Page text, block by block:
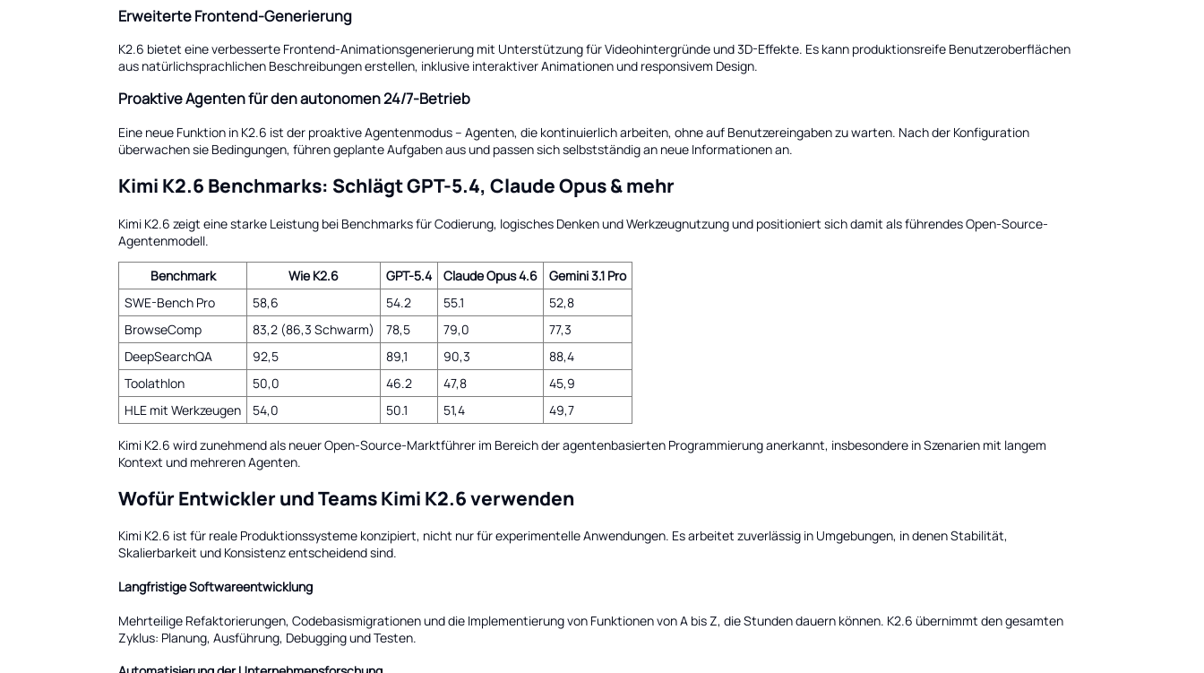
Erweiterte Frontend-Generierung
K2.6 bietet eine verbesserte Frontend-Animationsgenerierung mit Unterstützung für Videohintergründe und 3D-Effekte. Es kann produktionsreife Benutzeroberflächen
aus natürlichsprachlichen Beschreibungen erstellen, inklusive interaktiver Animationen und responsivem Design.
Proaktive Agenten für den autonomen 24/7-Betrieb
Eine neue Funktion in K2.6 ist der proaktive Agentenmodus – Agenten, die kontinuierlich arbeiten, ohne auf Benutzereingaben zu warten. Nach der Konfiguration
überwachen sie Bedingungen, führen geplante Aufgaben aus und passen sich selbstständig an neue Informationen an.
Kimi K2.6 Benchmarks: Schlägt GPT-5.4, Claude Opus & mehr
Kimi K2.6 zeigt eine starke Leistung bei Benchmarks für Codierung, logisches Denken und Werkzeugnutzung und positioniert sich damit als führendes Open-Source-
Agentenmodell.
Benchmark Wie K2.6 GPT-5.4 Claude Opus 4.6
Gemini 3.1 Pro
SWE-Bench Pro
58,6 54.2 55.1
52,8
BrowseComp
83,2 (86,3 Schwarm) 78,5 79,0
77,3
DeepSearchQA
92,5 89,1 90,3
88,4
Toolathlon
50,0 46.2 47,8
45,9
HLE mit Werkzeugen
54,0 50.1 51,4 49,7
Kimi K2.6 wird zunehmend als neuer Open-Source-Marktführer im Bereich der agentenbasierten Programmierung anerkannt, insbesondere in Szenarien mit langem
Kontext und mehreren Agenten.
Wofür Entwickler und Teams Kimi K2.6 verwenden
Kimi K2.6 ist für reale Produktionssysteme konzipiert, nicht nur für experimentelle Anwendungen. Es arbeitet zuverlässig in Umgebungen, in denen Stabilität,
Skalierbarkeit und Konsistenz entscheidend sind.
Langfristige Softwareentwicklung
Mehrteilige Refaktorierungen, Codebasismigrationen und die Implementierung von Funktionen von A bis Z, die Stunden dauern können. K2.6 übernimmt den gesamten
Zyklus: Planung, Ausführung, Debugging und Testen.